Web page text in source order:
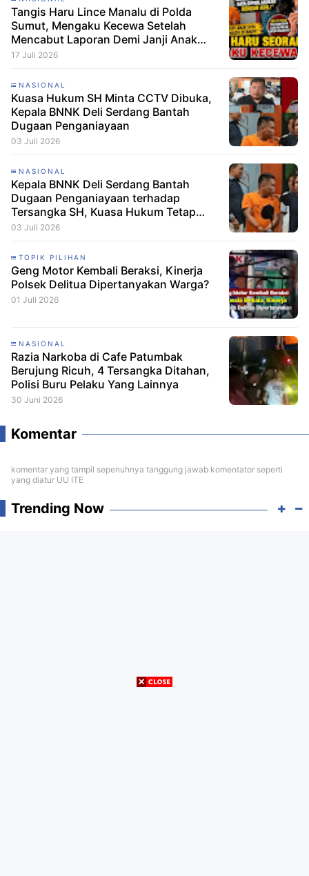
Tangis Haru Lince Manalu di Polda
Sumut, Mengaku Kecewa Setelah
Mencabut Laporan Demi Janji Anak
Dibebaskan
17 Juli 2026
NASIONAL
Kuasa Hukum SH Minta CCTV Dibuka,
Kepala BNNK Deli Serdang Bantah
Dugaan Penganiayaan
03 Juli 2026
NASIONAL
Kepala BNNK Deli Serdang Bantah
Dugaan Penganiayaan terhadap
Tersangka SH, Kuasa Hukum Tetap
Minta CCTV Dibuka
03 Juli 2026
TOPIK PILIHAN
Geng Motor Kembali Beraksi, Kinerja
Polsek Delitua Dipertanyakan Warga?
01 Juli 2026
NASIONAL
Razia Narkoba di Cafe Patumbak
Berujung Ricuh, 4 Tersangka Ditahan,
Polisi Buru Pelaku Yang Lainnya
30 Juni 2026
Komentar
komentar yang tampil sepenuhnya tanggung jawab komentator seperti
yang diatur UU ITE
Trending Now